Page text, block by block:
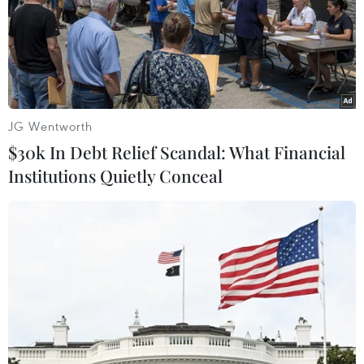
Phương pháp mới giúp
phát hiện sớm bệnh
Alzheimer
30/07/2026 14:27
Virus H5N1 lây lan trong
quần thể chim bản địa tại
Australia
29/07/2026 11:42
Johnson & Johnson chi 5,5
tỷ USD dàn xếp vụ kiện
phấn rôm gây ung thư
28/07/2026 04:37
JG Wentworth
$30k In Debt Relief Scandal: What Financial
Institutions Quietly Conceal